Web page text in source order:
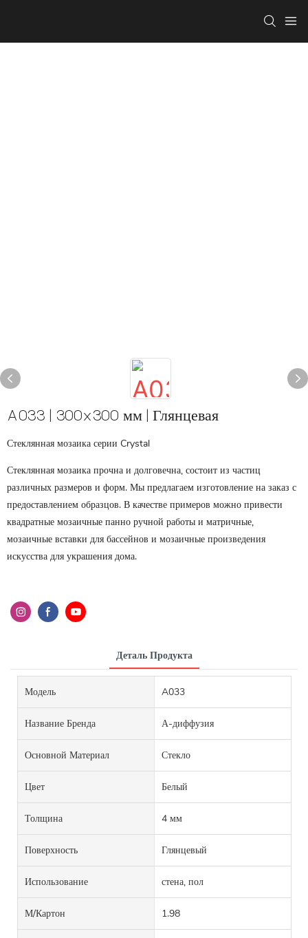
A033 | 300x300 мм | Глянцевая
Стеклянная мозаика серии Crystal
Стеклянная мозаика прочна и долговечна, состоит из частиц
различных размеров и форм. Мы предлагаем изготовление на заказ с
предоставлением образцов. В качестве примеров можно привести
квадратные мозаичные панно ручной работы и матричные,
мозаичные вставки для бассейнов и мозаичные произведения
искусства для украшения дома.
Деталь Продукта
Модель A033
Название Бренда А-диффузия
Основной Материал Стекло
Цвет Белый
Толщина 4 мм
Поверхность Глянцевый
Использование стена, пол
М/картон 1.98